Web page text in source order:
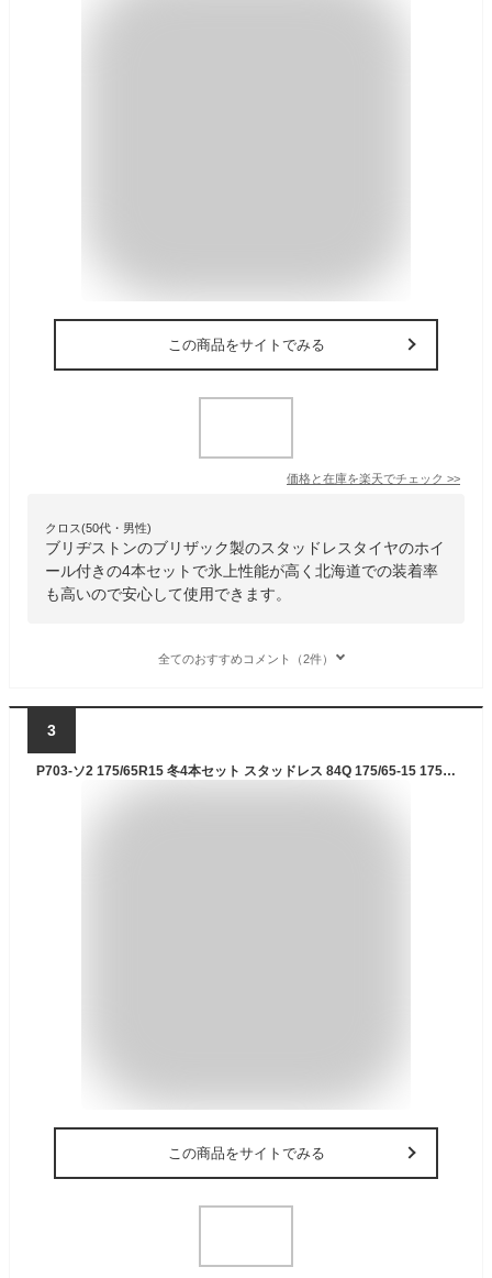
この商品をサイトでみる
価格と在庫を楽天でチェック >>
クロス(50代・男性)
ブリヂストンのブリザック製のスタッドレスタイヤのホイ
ール付きの4本セットで氷上性能が高く北海道での装着率
も高いので安心して使用できます。
全てのおすすめコメント（2件）
3
P703-ソ2 175/65R15 冬4本セット スタッドレス 84Q 175/65-15 175-65-15 ブリザック VRX2 15インチ鉄ホイール
この商品をサイトでみる